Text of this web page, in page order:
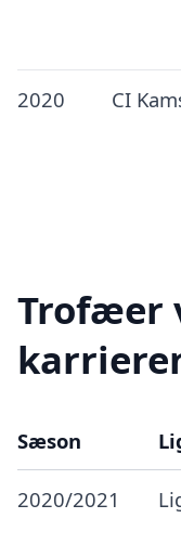
2020 CI
Trofæer
Sæson
2020/2021